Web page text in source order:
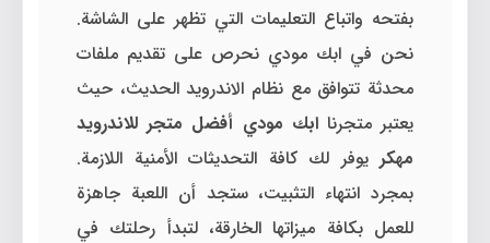
بفتحه واتباع التعليمات التي تظهر على الشاشة.
نحن في ابك مودي نحرص على تقديم ملفات
محدثة تتوافق مع نظام الاندرويد الحديث، حيث
يعتبر متجرناابك مودي أفضل متجر للاندرويد
مهكر يوفر لك كافة التحديثات الأمنية اللازمة.
بمجرد انتهاء التثبيت، ستجد أن اللعبة جاهزة
للعمل بكافة ميزاتها الخارقة، لتبدأ رحلتك في